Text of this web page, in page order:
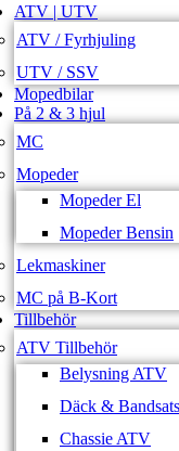
ATV | UTV
ATV / Fyrhjuling
UTV / SSV
Mopedbilar
På 2 & 3 hjul
MC
Mopeder
Mopeder El
Mopeder Bensin
Lekmaskiner
MC på B-Kort
Tillbehör
ATV Tillbehör
Belysning ATV
Däck &
Chassie ATV